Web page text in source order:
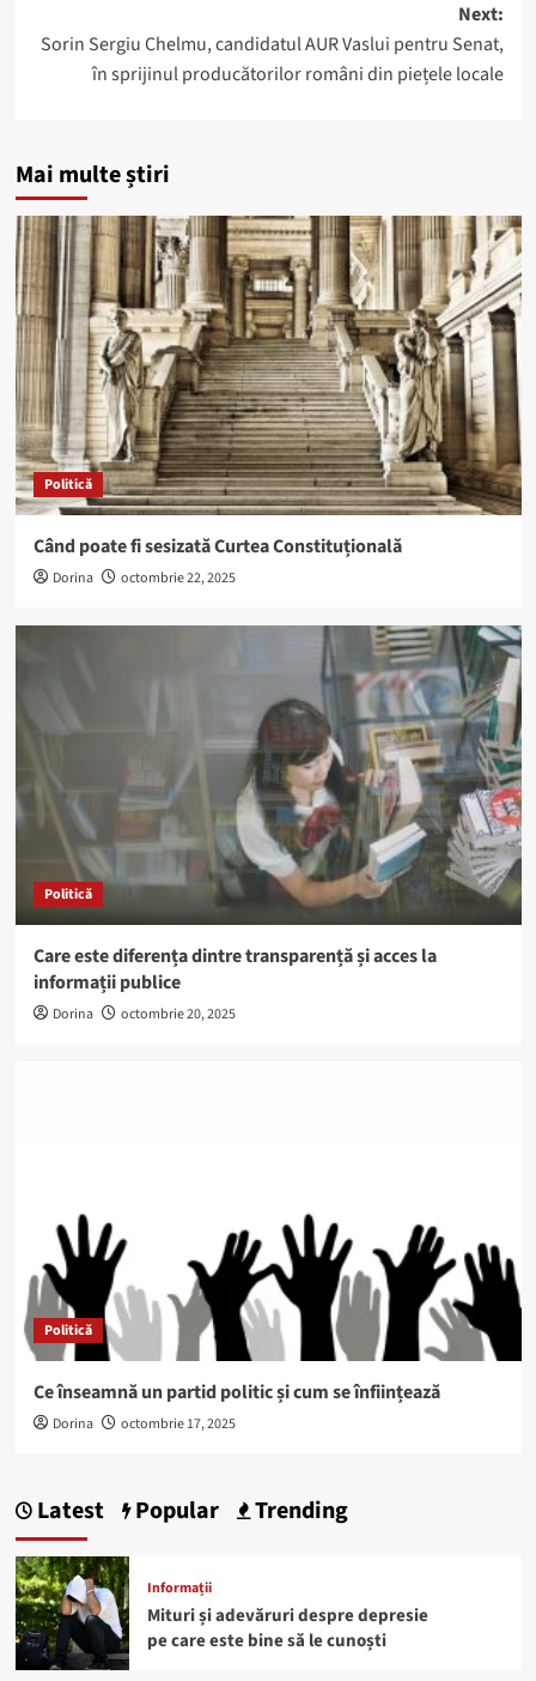
Next:
Sorin Sergiu Chelmu, candidatul AUR Vaslui pentru Senat,
în sprijinul producătorilor români din piețele locale
Mai multe știri
Politică
Când poate fi sesizată Curtea Constituțională
Dorina octombrie 22, 2025
Politică
Care este diferența dintre transparență și acces la
informații publice
Dorina octombrie 20, 2025
Politică
Ce înseamnă un partid politic și cum se înființează
Dorina octombrie 17, 2025
Latest Popular Trending
Informații
Mituri și adevăruri despre depresie
pe care este bine să le cunoști